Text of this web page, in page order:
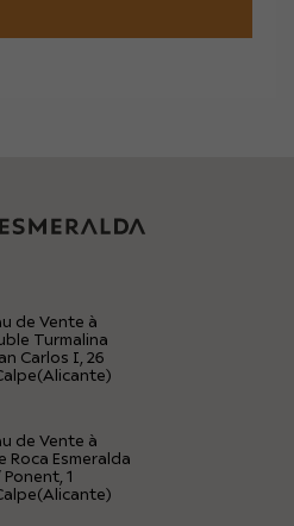
de Vente à
Turmalina
Carlos I, 26
de Vente à
Roca Esmeralda
Ponent, 1